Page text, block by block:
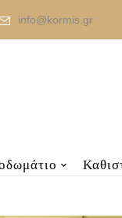
info@kormis.gr